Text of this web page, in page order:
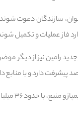
فاز عملیات و تکمیل
از طریق فراخوان انجام می‌شود.